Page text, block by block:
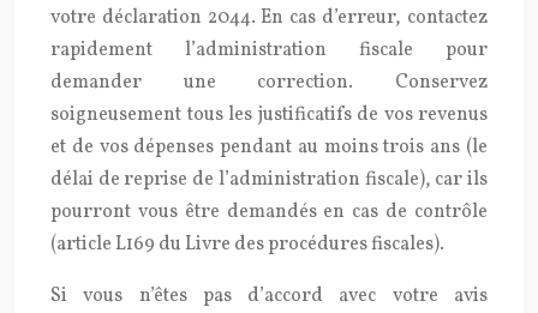
votre déclaration 2044. En cas d’erreur, contactez
rapidement l’administration fiscale pour
demander une correction. Conservez
soigneusement tous les justificatifs de vos revenus
et de vos dépenses pendant au moins trois ans (le
délai de reprise de l’administration fiscale), car ils
pourront vous être demandés en cas de contrôle
(article L169 du Livre des procédures fiscales).
Si vous n’êtes pas d’accord avec votre avis